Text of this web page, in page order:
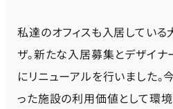
私達のオフィスも入居してい
ザ。新たな入居募集とデザイ
にリニューアルを行いました
った施設の利用価値として環境